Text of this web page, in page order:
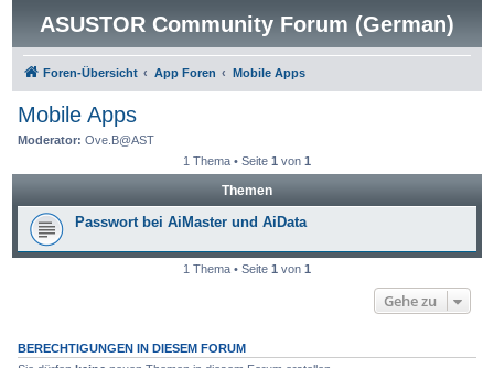
ASUSTOR Community Forum (German)
Foren-Übersicht App Foren Mobile Apps
Mobile Apps
Moderator: Ove.B@AST
1 Thema • Seite 1 von 1
Themen
Passwort bei AiMaster und AiData
1 Thema • Seite 1 von 1
Gehe zu
BERECHTIGUNGEN IN DIESEM FORUM